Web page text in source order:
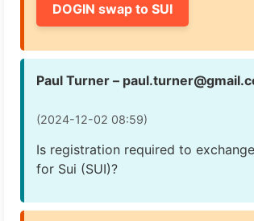
DOGIN swap to SUI
Paul Turner –
(2024-12-02 08:59)
Is registration required to
for Sui (SUI)?